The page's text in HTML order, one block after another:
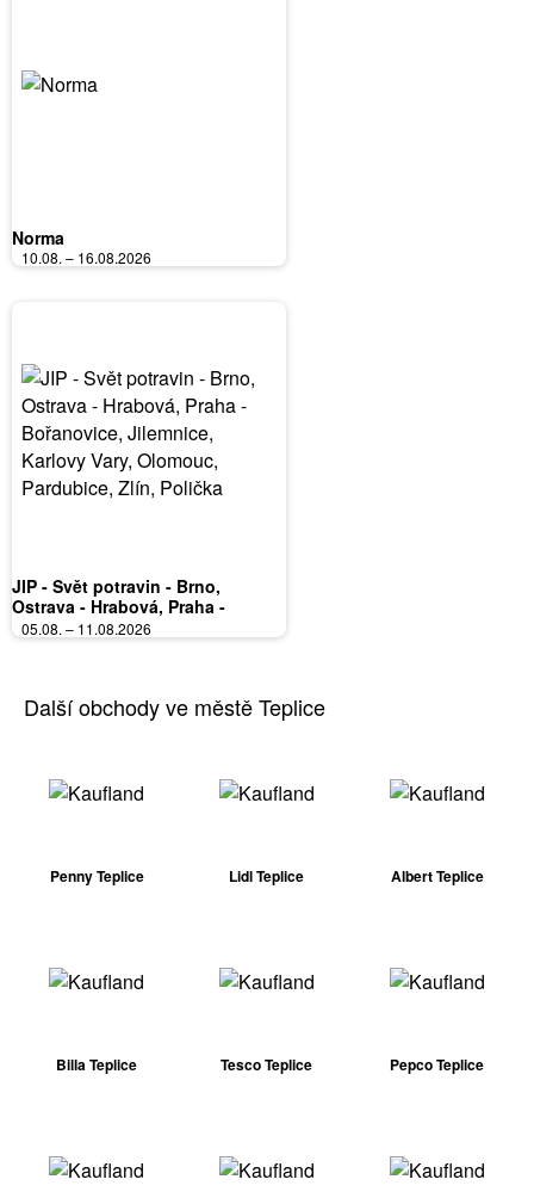
Norma
10.08. – 16.08.2026
JIP - Svět potravin - Brno,
Ostrava - Hrabová, Praha -
Bořanovice, Jilemnice, Karlovy
Vary, Olomouc, Pardubice, Zlín,
05.08. – 11.08.2026
Další obchody ve městě Teplice
Penny Teplice Lidl Teplice Albert Teplice
Billa Teplice Tesco Teplice Pepco Teplice